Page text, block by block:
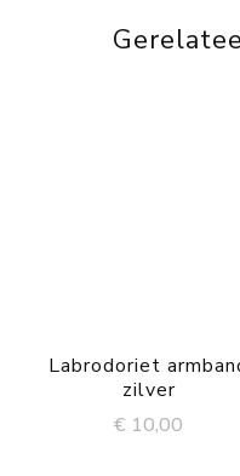
Labrodoriet
zilver
€ 10,00